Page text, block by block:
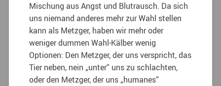
Mischung aus Angst und Blutrausch. Da sich
uns niemand anderes mehr zur Wahl stellen
kann als Metzger, haben wir mehr oder
weniger dummen Wahl-Kälber wenig
Optionen: Den Metzger, der uns verspricht, das
Tier neben, nein „unter“ uns zu schlachten,
oder den Metzger, der uns „humanes“